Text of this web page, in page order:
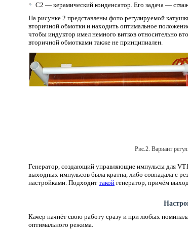
С2 — керамический конденсатор. Его задача —
На рисунке 2 представлены фото регулируемой
вторичной обмотки и находить оптимальное
чтобы индуктор имел немного витков относительно
вторичной обмотками также не принципиален.
Рис.2. Вариант
Генератор, создающий управляющие импульсы для
выходных импульсов была кратна, либо совпадала с
настройками. Подходит такой генератор, причём
Качер начнёт свою работу сразу и при любых
оптимального режима.